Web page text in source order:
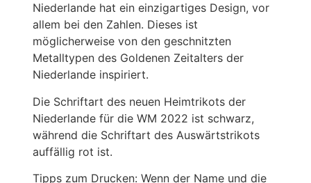
Niederlande hat ein einzigartiges Design, vor
allem bei den Zahlen. Dieses ist
möglicherweise von den geschnitzten
Metalltypen des Goldenen Zeitalters der
Niederlande inspiriert.
Die Schriftart des neuen Heimtrikots der
Niederlande für die WM 2022 ist schwarz,
während die Schriftart des Auswärtstrikots
auffällig rot ist.
Tipps zum Drucken: Wenn der Name und die